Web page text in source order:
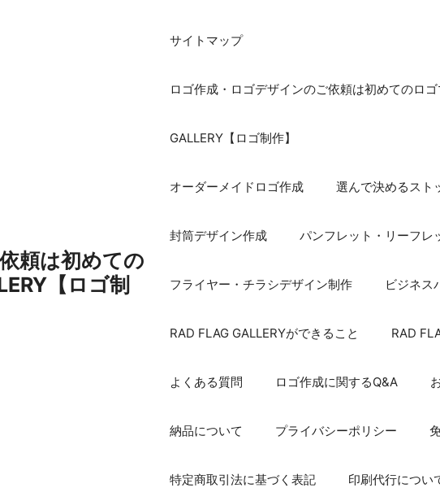
頼は初めての
【ロゴ制
サイトマップ
ロゴ作成・ロゴデザインのご依頼は初めてのロ
GALLERY【ロゴ制作】
オーダーメイドロゴ作成 選んで決めるスト
封筒デザイン作成 パンフレット・リーフレ
フライヤー・チラシデザイン制作 ビジネス
RAD FLAG GALLERYができること RAD
よくある質問 ロゴ作成に関するQ&A
納品について プライバシーポリシー
特定商取引法に基づく表記 印刷代行につい